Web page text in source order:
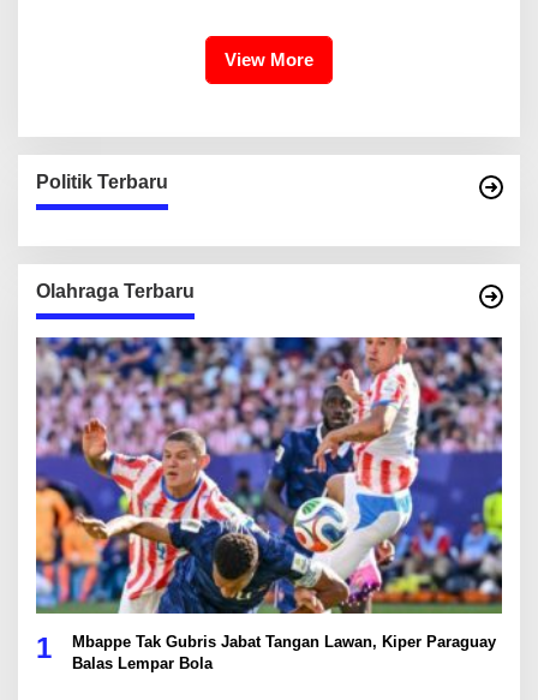
View More
Politik Terbaru
Olahraga Terbaru
1
Mbappe Tak Gubris Jabat Tangan Lawan, Kiper Paraguay
Balas Lempar Bola